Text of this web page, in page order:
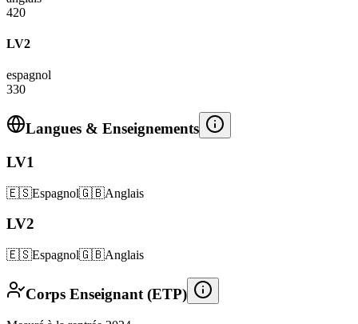
420
LV2
espagnol
330
Langues & Enseignements
LV1
🇪🇸Espagnol🇬🇧Anglais
LV2
🇪🇸Espagnol🇬🇧Anglais
Corps Enseignant (ETP)